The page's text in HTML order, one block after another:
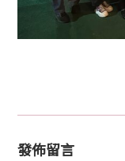
發佈留言